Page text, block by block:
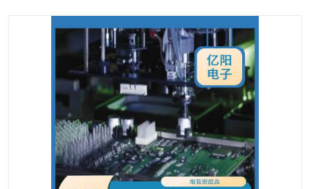
自动X射线检测机TR7600 组装电路板测试机
TR5001
自动光学检测TR7710 XS全自动高速贴片机
TX 全自动高速贴片机